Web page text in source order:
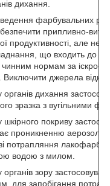
дихання.
фарбувальних
припливно-
продуктивності, але не
що входить до
чинним нормам за іскро-,
джерела
органів дихання
зразка з вугільними
шкірного покриву
проникненню аерозолів,
потрапляння
водою з милом.
органів зору
для запобігання